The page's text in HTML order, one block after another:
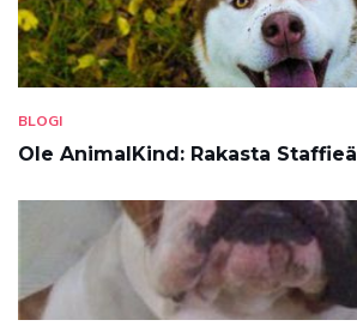
BLOGI
Ole AnimalKind: Rakasta Staffieä